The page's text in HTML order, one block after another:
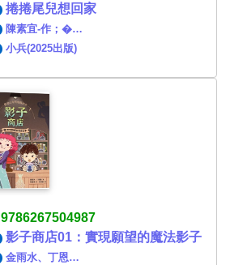
捲捲尾兒想回家
陳素宜-作；�…
小兵(2025出版)
9786267504987
影子商店01：實現願望的魔法影子
金雨水、丁恩…